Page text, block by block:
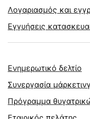
Λογαριασμός και
Εγγυήσεις
Ενημερωτικό δελτίο
Συνεργασία
Πρόγραμμα